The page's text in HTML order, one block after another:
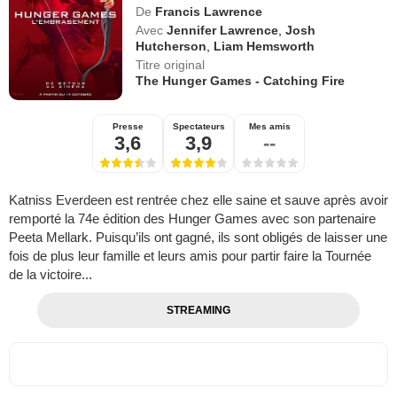
De Francis Lawrence
Avec Jennifer Lawrence ,Josh
Hutcherson
Liam Hemsworth
Titre original
The Hunger Games - Catching Fire
Presse
3,6
Spectateurs
3,9
Mes amis
--
Katniss Everdeen est rentrée chez elle saine et sauve après avoir
remporté la 74e édition des Hunger Games avec son partenaire
Peeta Mellark. Puisqu’ils ont gagné, ils sont obligés de laisser une
fois de plus leur famille et leurs amis pour partir faire la Tournée
de la victoire...
STREAMING